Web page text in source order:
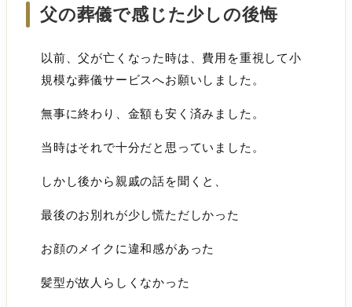
父の葬儀で感じた少しの後悔
以前、父が亡くなった時は、費用を重視して小
規模な葬儀サービスへお願いしました。
無事に終わり、金額も安く済みました。
当時はそれで十分だと思っていました。
しかし後から親戚の話を聞くと、
最後のお別れが少し慌ただしかった
お顔のメイクに違和感があった
髪型が故人らしくなかった